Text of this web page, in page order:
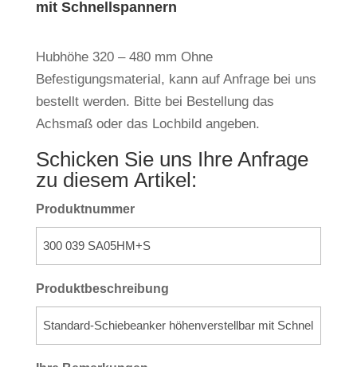
mit Schnellspannern
Hubhöhe 320 – 480 mm Ohne
Befestigungsmaterial, kann auf Anfrage bei uns
bestellt werden. Bitte bei Bestellung das
Achsmaß oder das Lochbild angeben.
Schicken Sie uns Ihre Anfrage
zu diesem Artikel:
Produktnummer
Produktbeschreibung